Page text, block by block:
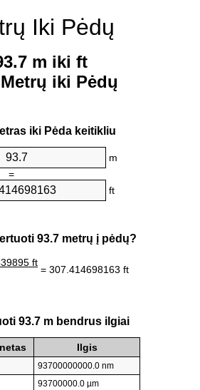
Iki Pėdų
m iki ft
iki Pėdų
iki Pėda keitikliu
m
=
ft
93.7 metrų į pėdų?
ft
= 307.414698163 ft
93.7 m bendrus ilgiai
Ilgis
93700000000.0 nm
93700000.0 µm